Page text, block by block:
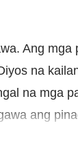
Ang
na
na mga
ang
at